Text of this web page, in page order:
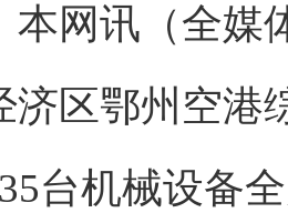
讯（全媒体
济区鄂州空港
台机械设备